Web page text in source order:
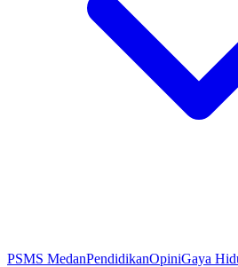
PSMS MedanPendidikanOpiniGaya